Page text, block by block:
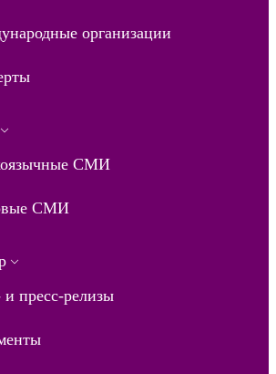
организации
СМИ
СМИ
пресс-релизы